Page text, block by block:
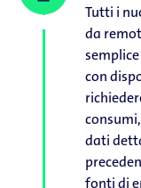
Tutti i
da
con
dati
fonti di